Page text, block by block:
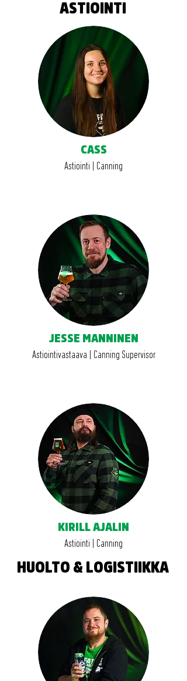
ASTIOINTI
CASS
Astiointi | Canning
JESSE MANNINEN
Astiointivastaava | Canning Supervisor
KIRILL AJALIN
Astiointi | Canning
HUOLTO & LOGISTIIKKA